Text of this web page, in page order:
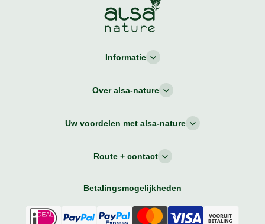
Informatie
Over alsa-nature
Uw voordelen met alsa-nature
Route + contact
Betalingsmogelijkheden